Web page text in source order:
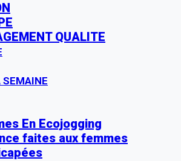
QUALITE
SEMAINE
En Ecojogging
faites aux femmes